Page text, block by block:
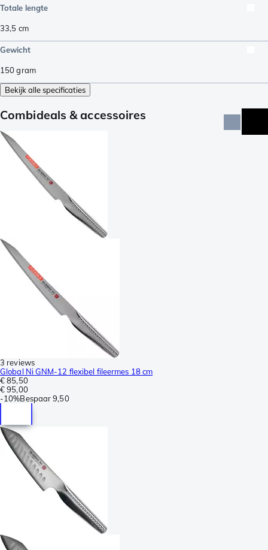
Totale lengte
33,5 cm
Gewicht
150gram
Bekijk alle specificaties
Combideals & accessoires
3 reviews
Global Ni GNM-12 flexibel fileermes 18 cm
€ 85,50
€ 95,00
-10%Bespaar 9,50